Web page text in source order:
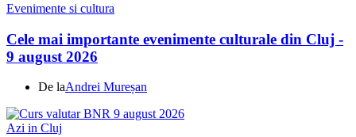
Evenimente si cultura
Cele mai importante evenimente culturale din Cluj -
9 august 2026
De laAndrei Mureșan
Azi in Cluj